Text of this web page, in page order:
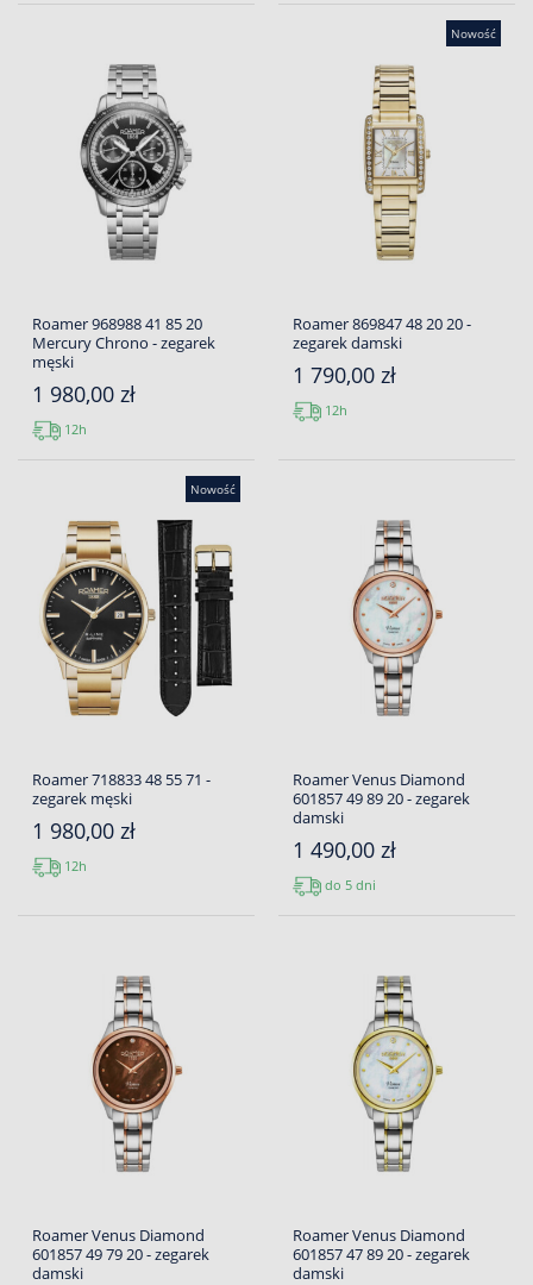
Roamer 968988 41 85 20
Mercury Chrono - zegarek
męski
1 980,00 zł
12h
Nowość
Roamer 869847 48 20 20 -
zegarek damski
1 790,00 zł
12h
Nowość
Roamer 718833 48 55 71 -
zegarek męski
1 980,00 zł
12h
Roamer Venus Diamond
601857 49 89 20 - zegarek
damski
1 490,00 zł
do 5 dni
Roamer Venus Diamond
601857 49 79 20 - zegarek
damski
Roamer Venus Diamond
601857 47 89 20 - zegarek
damski